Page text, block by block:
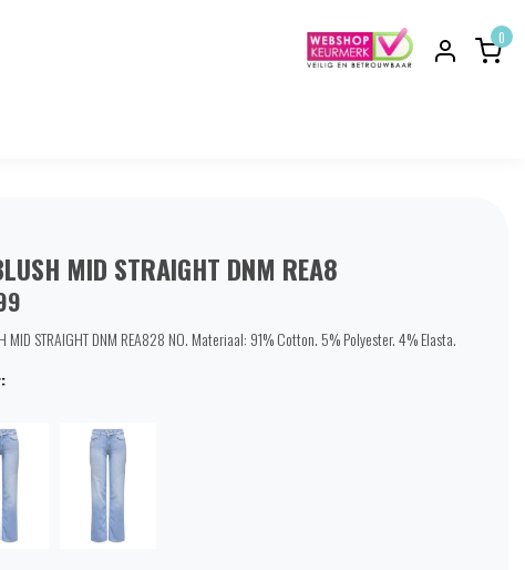
0
MID STRAIGHT DNM REA8
MID STRAIGHT DNM REA828 NO. Materiaal: 91% Cotton. 5% Polyester. 4% Elasta.